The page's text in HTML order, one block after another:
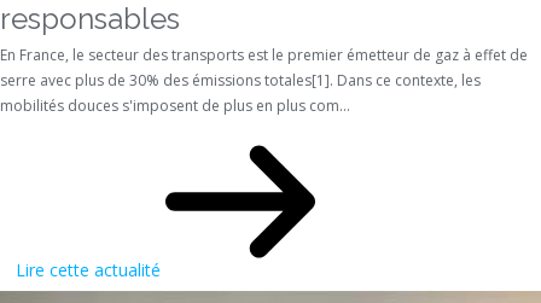
responsables
En France, le secteur des transports est le premier émetteur de gaz à effet de
serre avec plus de 30% des émissions totales[1]. Dans ce contexte, les
mobilités douces s'imposent de plus en plus com...
Lire cette actualité